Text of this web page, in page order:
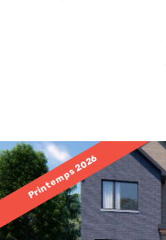
Printemps 2026